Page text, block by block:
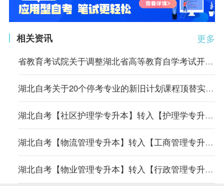
更多
相关资讯
省教育考试院关于调整湖北省高等教育自学考试开考专业考试计划的通告
湖北自考关于20个停考专业的新旧计划课程顶替实施方案
湖北自考【社区护理学专升本】转入【护理学专升本】专业课程顶替表
湖北自考【物流管理专升本】转入【工商管理专升本】专业课程顶替表
湖北自考【物业管理专升本】转入【行政管理专升本】专业课程顶替表